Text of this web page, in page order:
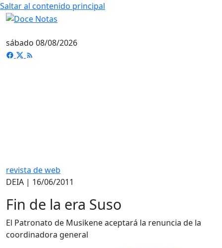
Saltar al contenido principal
sábado 08/08/2026
revista de web
DEIA | 16/06/2011
Fin de la era Suso
El Patronato de Musikene aceptará la renuncia de la
coordinadora general